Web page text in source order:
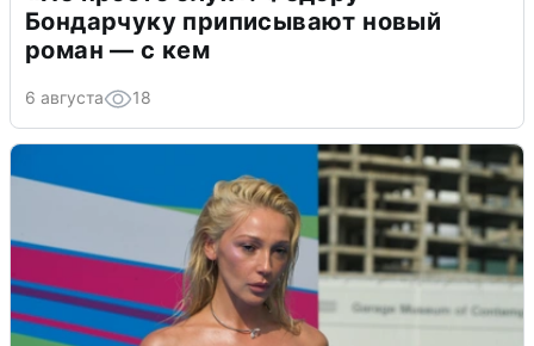
Бондарчуку приписывают новый
роман — с кем
6 августа 18